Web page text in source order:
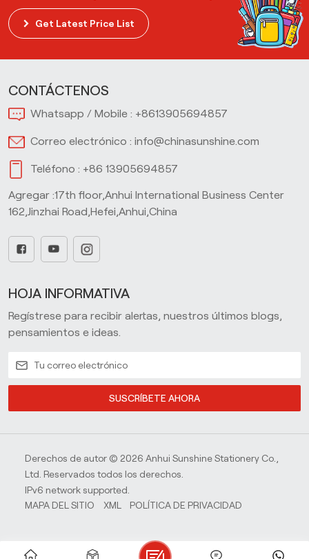
Get Latest Price List
CONTÁCTENOS
Whatsapp / Mobile : +8613905694857
Correo electrónico : info@chinasunshine.com
Teléfono : +86 13905694857
Agregar :17th floor,Anhui International Business Center
162,Jinzhai Road,Hefei,Anhui,China
HOJA INFORMATIVA
Regístrese para recibir alertas, nuestros últimos blogs,
pensamientos e ideas.
SUSCRÍBETE AHORA
Derechos de autor © 2026 Anhui Sunshine Stationery Co.,
Ltd. Reservados todos los derechos.
IPv6 network supported.
MAPA DEL SITIO
XML POLÍTICA DE PRIVACIDAD